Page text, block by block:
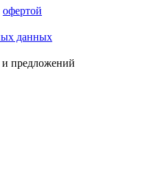
офертой
данных
и предложений